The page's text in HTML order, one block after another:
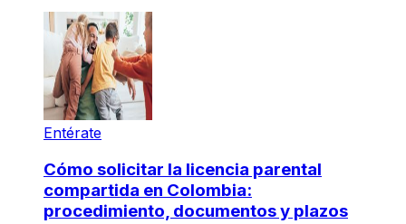
Entérate
Cómo solicitar la licencia parental
compartida en Colombia:
procedimiento, documentos y plazos